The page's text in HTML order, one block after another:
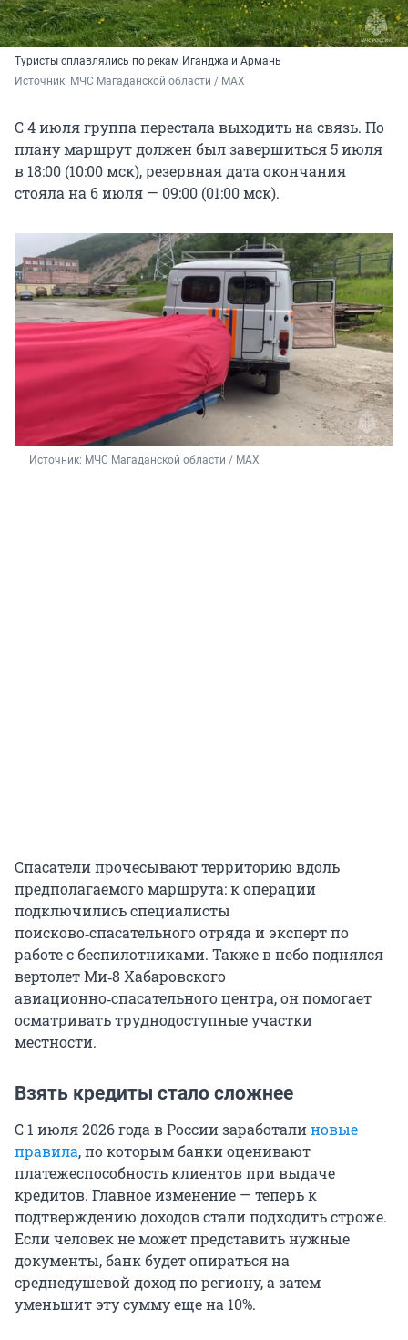
Туристы сплавлялись по рекам Иганджа и Армань
Источник: МЧС Магаданской области / МАХ
С 4 июля группа перестала выходить на связь. По
плану маршрут должен был завершиться 5 июля
в 18:00 (10:00 мск), резервная дата окончания
стояла на 6 июля — 09:00 (01:00 мск).
Источник: МЧС Магаданской области / МАХ
Спасатели прочесывают территорию вдоль
предполагаемого маршрута: к операции
подключились специалисты
поисково‑спасательного отряда и эксперт по
работе с беспилотниками. Также в небо поднялся
вертолет Ми‑8 Хабаровского
авиационно‑спасательного центра, он помогает
осматривать труднодоступные участки
местности.
Взять кредиты стало сложнее
С 1 июля 2026 года в России заработалиновые
правила, по которым банки оценивают
платежеспособность клиентов при выдаче
кредитов. Главное изменение — теперь к
подтверждению доходов стали подходить строже.
Если человек не может представить нужные
документы, банк будет опираться на
среднедушевой доход по региону, а затем
уменьшит эту сумму еще на 10%.